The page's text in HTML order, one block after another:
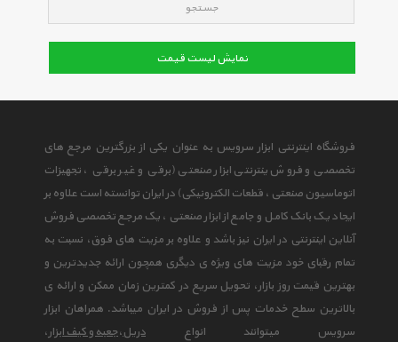
جستجو
نمایش لیست قیمت
فروشگاه اینترنتی ابزار سرویس به عنوان یکی از بزرگترین مرجع های
تخصصی و فروش ینترنتی ابزار صنعتی (برقی و غیر برقی ، تجهیزات
اتوماسیون صنعتی ، قطعات الکترونیکی) در ایران توانسته است علاوه بر
ایجاد یک بانک کامل و جامع از ابزار صنعتی ، یک مرجع تخصصی فروش
آنلاین اینترنتی در ایران نیز باشد و علاوه بر مزیت های فوق، نسبت به
تمام رقبای خود مزیت های ویژه ی دیگری همچون ارائه جدیدترین و
بهترین قیمت روز بازار، تحویل سریع در کمترین زمان ممکن و ارائه ی
بالاترین سطح خدمات پس از فروش در ایران میباشد. همراهان ابزار
سرویس میتوانند انواع دریل،جعبه و کیف ابزار،